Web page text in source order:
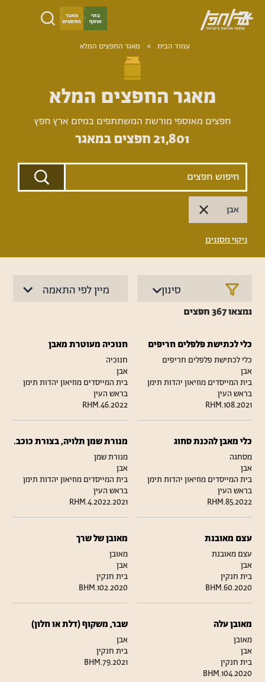
דילוג
לתוכן
בתי
אוסף
מאגר
החפצים
עמוד הבית ­­» מאגר החפצים המלא
מאגר החפצים המלא
חפצים מאוספי מורשת המשתתפים במיזם ארץ חפץ
21,801חפצים במאגר
אבן
ניקוי מסננים
סינון
נמצאו367חפצים
כלי לכתישת פלפלים חריפים
כלי לכתישת פלפלים חריפים
אבן
בית המייסדים מוזיאון יהדות תימן
בראש העין
RHM.108.2021
חנוכיה מעוטרת מאבן
חנוכיה
אבן
בית המייסדים מוזיאון יהדות תימן
בראש העין
RHM.46.2022
כלי מאבן להכנת סחוג
מסחגה
אבן
בית המייסדים מוזיאון יהדות תימן
בראש העין
RHM.85.2022
מנורת שמן תלויה, בצורת כוכב.
מנורת שמן
אבן
בית המייסדים מוזיאון יהדות תימן
בראש העין
RHM.4.2022.2021
עצם מאובנת
עצם מאובנת
אבן
בית חנקין
BHM.60.2020
מאובן של שרך
מאובן
אבן
בית חנקין
BHM.102.2020
מאובן עלה
מאובן
אבן
בית חנקין
BHM.104.2020
שבר, משקוף (דלת או חלון)
אבן
בית חנקין
BHM.79.2021